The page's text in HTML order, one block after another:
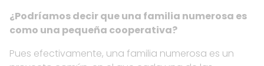
¿Podríamos decir que una familia numerosa es
como una pequeña cooperativa?
Pues efectivamente, una familia numerosa es un